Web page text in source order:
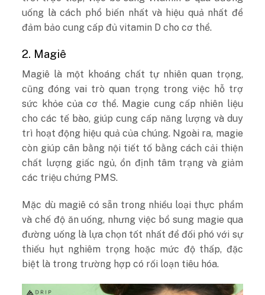
uống là cách phổ biến nhất và hiệu quả nhất để
đảm bảo cung cấp đủ vitamin D cho cơ thể.
2. Magiê
Magiê là một khoáng chất tự nhiên quan trọng,
cũng đóng vai trò quan trọng trong việc hỗ trợ
sức khỏe của cơ thể. Magie cung cấp nhiên liệu
cho các tế bào, giúp cung cấp năng lượng và duy
trì hoạt động hiệu quả của chúng. Ngoài ra, magie
còn giúp cân bằng nội tiết tố bằng cách cải thiện
chất lượng giấc ngủ, ổn định tâm trạng và giảm
các triệu chứng PMS.
Mặc dù magiê có sẵn trong nhiều loại thực phẩm
và chế độ ăn uống, nhưng việc bổ sung magie qua
đường uống là lựa chọn tốt nhất để đối phó với sự
thiếu hụt nghiêm trọng hoặc mức độ thấp, đặc
biệt là trong trường hợp có rối loạn tiêu hóa.